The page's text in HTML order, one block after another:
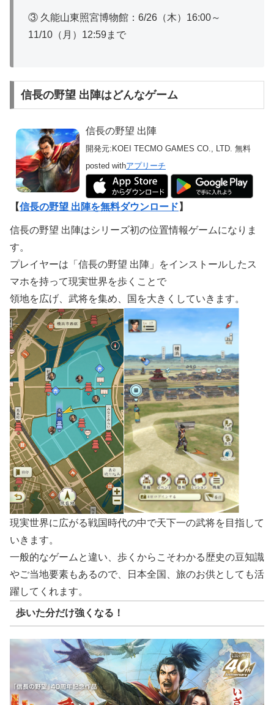
③ 久能山東照宮博物館：6/26（木）16:00～
11/10（月）12:59まで
信長の野望 出陣はどんなゲーム
信長の野望 出陣
開発元: KOEI TECMO GAMES CO., LTD. 無料
posted withアプリーチ
【信長の野望 出陣を無料ダウンロード 】
信長の野望 出陣はシリーズ初の位置情報ゲームになりま
す。
プレイヤーは「信長の野望 出陣」をインストールしたス
マホを持って現実世界を歩くことで
領地を広げ、武将を集め、国を大きくしていきます。
現実世界に広がる戦国時代の中で天下一の武将を目指して
いきます。
一般的なゲームと違い、歩くからこそわかる歴史の豆知識
やご当地要素もあるので、日本全国、旅のお供としても活
躍してくれます。
歩いた分だけ強くなる！